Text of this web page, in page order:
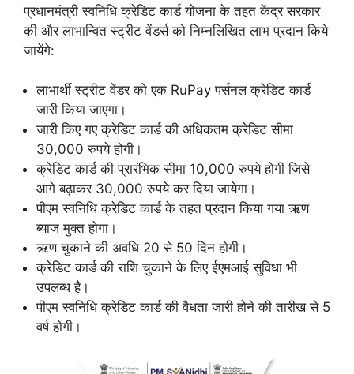
प्रधानमंत्री स्वनिधि क्रेडिट कार्ड योजना के तहत केंद्र सरकार
की और लाभान्वित स्ट्रीट वेंडर्स को निम्नलिखित लाभ प्रदान किये
जायेंगे:
लाभार्थी स्ट्रीट वेंडर को एक RuPay पर्सनल क्रेडिट कार्ड
जारी किया जाएगा।
जारी किए गए क्रेडिट कार्ड की अधिकतम क्रेडिट सीमा
30,000 रुपये होगी।
क्रेडिट कार्ड की प्रारंभिक सीमा 10,000 रुपये होगी जिसे
आगे बढ़ाकर 30,000 रुपये कर दिया जायेगा।
पीएम स्वनिधि क्रेडिट कार्ड के तहत प्रदान किया गया ऋण
ब्याज मुक्त होगा।
ऋण चुकाने की अवधि 20 से 50 दिन होगी।
क्रेडिट कार्ड की राशि चुकाने के लिए ईएमआई सुविधा भी
उपलब्ध है।
पीएम स्वनिधि क्रेडिट कार्ड की वैधता जारी होने की तारीख से 5
वर्ष होगी।